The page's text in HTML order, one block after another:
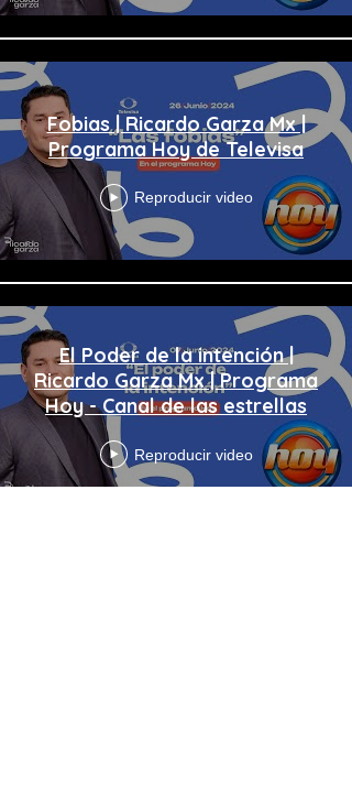
Fobias | Ricardo Garza Mx |
Programa Hoy de Televisa
Reproducir video
El Poder de la intención |
Ricardo Garza Mx | Programa
Hoy - Canal de las estrellas
Reproducir video